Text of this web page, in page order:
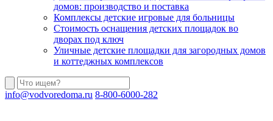
домов: производство и поставка
Комплексы детские игровые для больницы
Стоимость оснащения детских площадок во
дворах под ключ
Уличные детские площадки для загородных домов
и коттеджных комплексов
info@vodvoredoma.ru 8-800-6000-282